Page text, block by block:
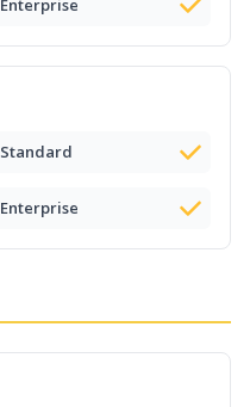
Enterprise
Standard
Enterprise